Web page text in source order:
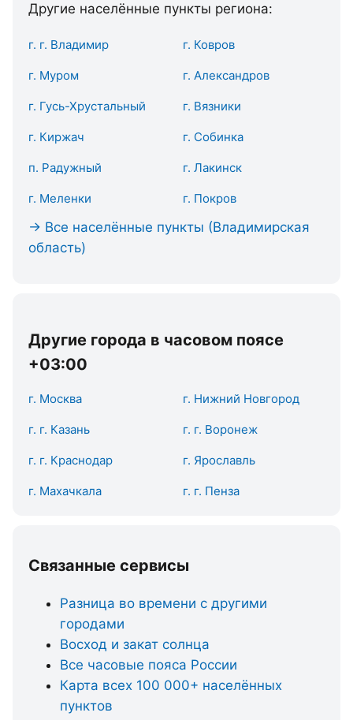
Другие населённые пункты региона:
г. г. Владимир г. Ковров
г. Муром г. Александров
г. Гусь-Хрустальный г. Вязники
г. Киржач г. Собинка
п. Радужный г. Лакинск
г. Меленки г. Покров
→ Все населённые пункты (Владимирская
область)
Другие города в часовом поясе
+03:00
г. Москва г. Нижний Новгород
г. г. Казань г. г. Воронеж
г. г. Краснодар г. Ярославль
г. Махачкала г. г. Пенза
Связанные сервисы
Разница во времени с другими
городами
Восход и закат солнца
Все часовые пояса России
Карта всех 100 000+ населённых
пунктов